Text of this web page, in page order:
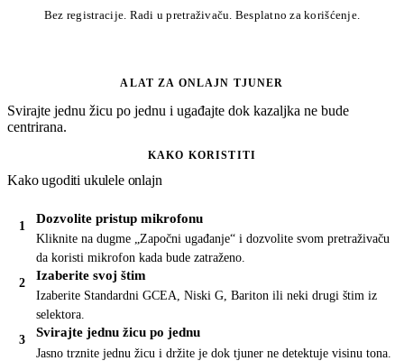
Bez registracije. Radi u pretraživaču. Besplatno za korišćenje.
ALAT ZA ONLAJN TJUNER
Svirajte jednu žicu po jednu i ugađajte dok kazaljka ne bude
centrirana.
KAKO KORISTITI
Kako ugoditi ukulele onlajn
Dozvolite pristup mikrofonu
Kliknite na dugme „Započni ugađanje“ i dozvolite svom pretraživaču
da koristi mikrofon kada bude zatraženo.
Izaberite svoj štim
Izaberite Standardni GCEA, Niski G, Bariton ili neki drugi štim iz
selektora.
Svirajte jednu žicu po jednu
Jasno trznite jednu žicu i držite je dok tjuner ne detektuje visinu tona.